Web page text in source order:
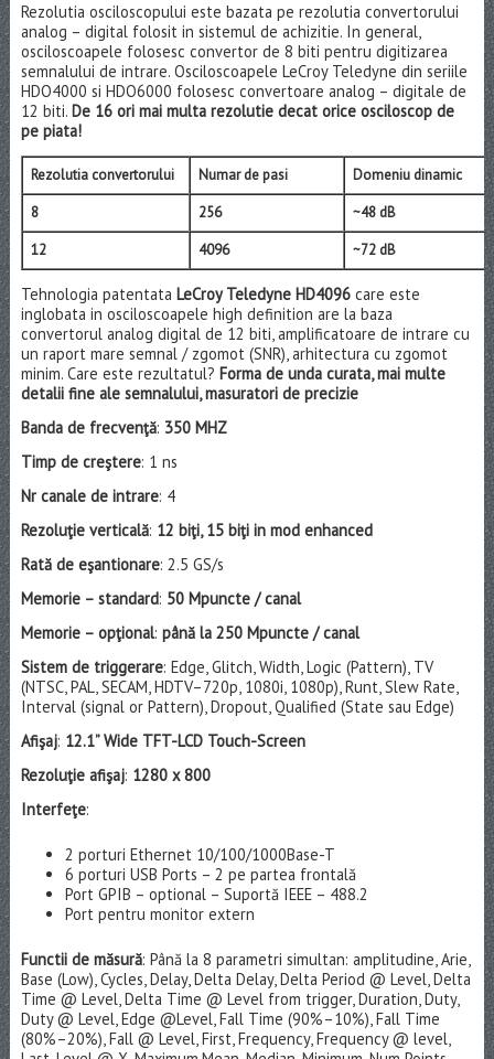
Rezolutia osciloscopului este bazata pe rezolutia convertorului
analog – digital folosit in sistemul de achizitie. In general,
osciloscoapele folosesc convertor de 8 biti pentru digitizarea
semnalului de intrare. Osciloscoapele LeCroy Teledyne din seriile
HDO4000 si HDO6000 folosesc convertoare analog – digitale de
12 biti. De 16 ori mai multa rezolutie decat orice osciloscop de
pe piata!
Rezolutia convertorului Numar de pasi
Domeniu dinamic
8
256
~48 dB
12
4096 ~72 dB
Tehnologia patentata LeCroy Teledyne HD4096care este
inglobata in osciloscoapele high definition are la baza
convertorul analog digital de 12 biti, amplificatoare de intrare cu
un raport mare semnal / zgomot (SNR), arhitectura cu zgomot
minim. Care este rezultatul? Forma de unda curata, mai multe
detalii fine ale semnalului, masuratori de precizie
Banda de frecvenţă: 350 MHZ
Timp de creştere: 1 ns
Nr canale de intrare: 4
Rezoluţie verticală: 12 biţi, 15 biţi in mod enhanced
Rată de eşantionare: 2.5 GS/s
Memorie – standard: 50 Mpuncte / canal
Memorie – opţional: până la 250 Mpuncte / canal
Sistem de triggerare: Edge, Glitch, Width, Logic (Pattern), TV
(NTSC, PAL, SECAM, HDTV–720p, 1080i, 1080p), Runt, Slew Rate,
Interval (signal or Pattern), Dropout, Qualified (State sau Edge)
Afişaj: 12.1” Wide TFT-LCD Touch-Screen
Rezoluţie afişaj: 1280 x 800
Interfeţe:
2 porturi Ethernet 10/100/1000Base-T
6 porturi USB Ports – 2 pe partea frontală
Port GPIB – optional – Suportă IEEE – 488.2
Port pentru monitor extern
Functii de măsură: Până la 8 parametri simultan: amplitudine, Arie,
Base (Low), Cycles, Delay, Delta Delay, Delta Period @ Level, Delta
Time @ Level, Delta Time @ Level from trigger, Duration, Duty,
Duty @ Level, Edge @Level, Fall Time (90%–10%), Fall Time
(80%–20%), Fall @ Level, First, Frequency, Frequency @ level,